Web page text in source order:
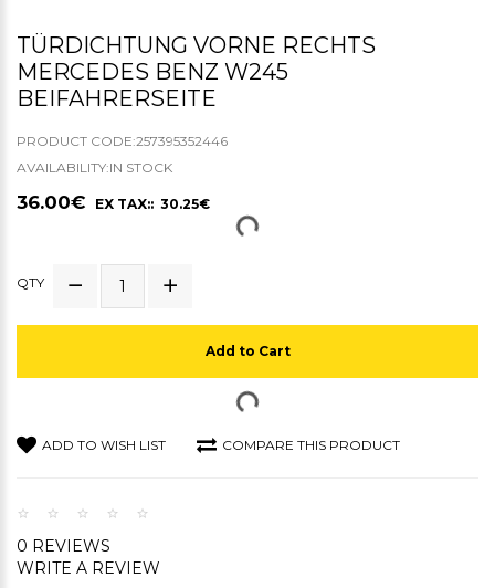
TÜRDICHTUNG VORNE RECHTS
MERCEDES BENZ W245
BEIFAHRERSEITE
PRODUCT CODE:257395352446
AVAILABILITY:IN STOCK
36.00€ EX TAX:: 30.25€
QTY
Add to Cart
ADD TO WISH LIST COMPARE THIS PRODUCT
0 REVIEWS
WRITE A REVIEW